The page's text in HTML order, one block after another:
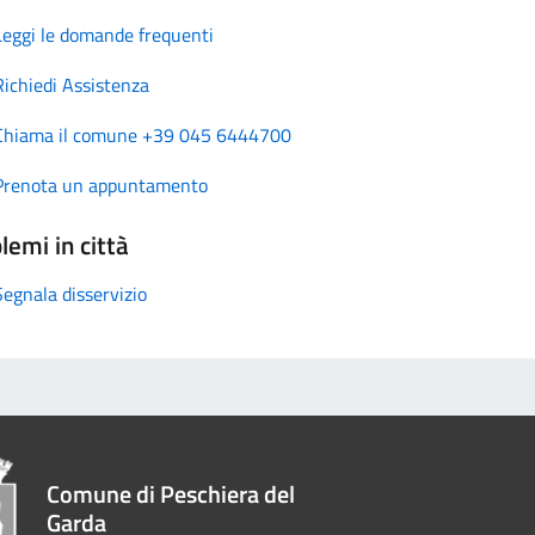
le domande frequenti
Assistenza
il comune +39 045 6444700
un appuntamento
in città
disservizio
Comune di Peschiera del
Garda